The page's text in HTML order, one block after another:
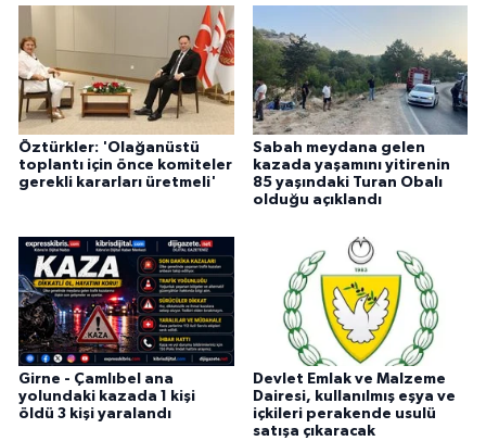
Öztürkler: 'Olağanüstü
toplantı için önce komiteler
gerekli kararları üretmeli'
Sabah meydana gelen
kazada yaşamını yitirenin
85 yaşındaki Turan Obalı
olduğu açıklandı
Girne - Çamlıbel ana
yolundaki kazada 1 kişi
öldü 3 kişi yaralandı
Devlet Emlak ve Malzeme
Dairesi, kullanılmış eşya ve
içkileri perakende usulü
satışa çıkaracak